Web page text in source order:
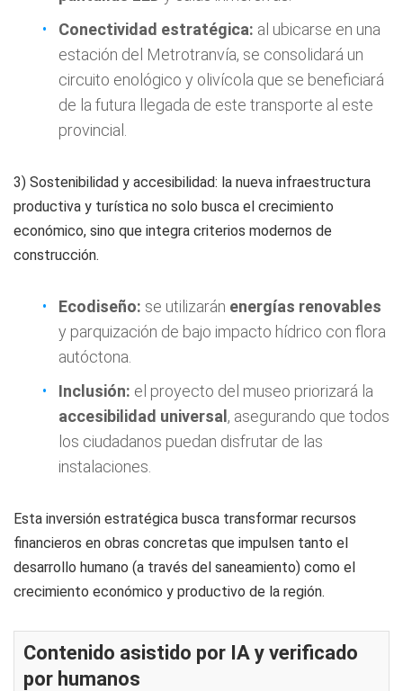
Conectividad estratégica: al ubicarse en una
estación del Metrotranvía, se consolidará un
circuito enológico y olivícola que se beneficiará
de la futura llegada de este transporte al este
provincial.
3) Sostenibilidad y accesibilidad: la nueva infraestructura
productiva y turística no solo busca el crecimiento
económico, sino que integra criterios modernos de
construcción.
Ecodiseño: se utilizarán energías renovables
y parquización de bajo impacto hídrico con flora
autóctona.
Inclusión: el proyecto del museo priorizará la
accesibilidad universal , asegurando que todos
los ciudadanos puedan disfrutar de las
instalaciones.
Esta inversión estratégica busca transformar recursos
financieros en obras concretas que impulsen tanto el
desarrollo humano (a través del saneamiento) como el
crecimiento económico y productivo de la región.
Contenido asistido por IA y verificado
por humanos